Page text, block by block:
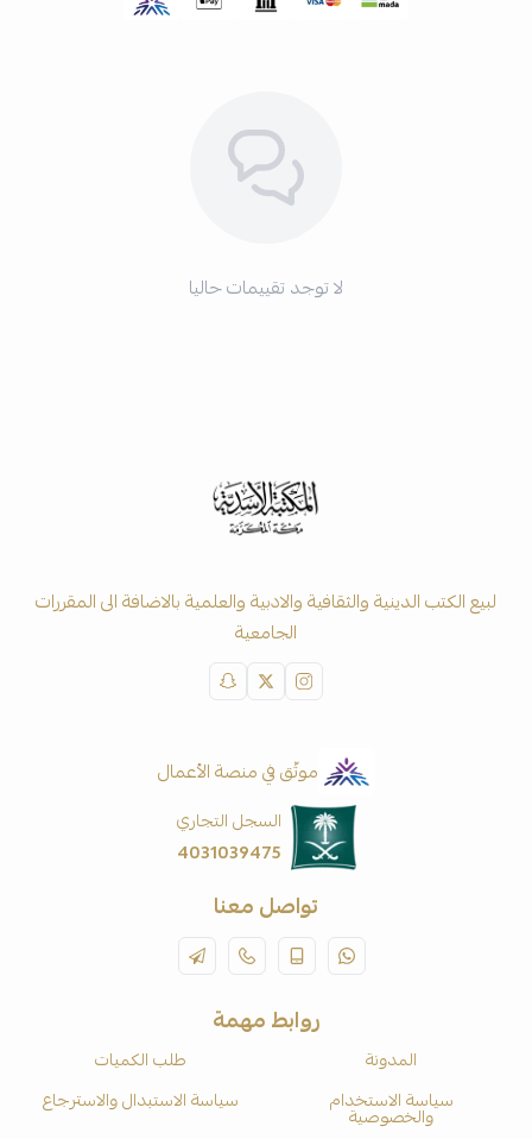
لا توجد تقييمات حاليا
لبيع الكتب الدينية والثقافية والادبية والعلمية بالاضافة الى المقررات
الجامعية
موثّق في منصة الأعمال
السجل التجاري
4031039475
تواصل معنا
روابط مهمة
المدونة
طلب الكميات
سياسة الاستخدام
والخصوصية
سياسة الاستبدال والاسترجاع